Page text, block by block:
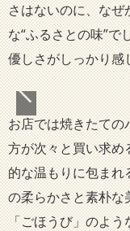
さはないのに、な
な“ふるさとの味”
優しさがしっかり感
お店では焼きたて
方が次々と買い求め
的な温もりに包まれ
の柔らかさと素朴な
「ごほうび」のよう